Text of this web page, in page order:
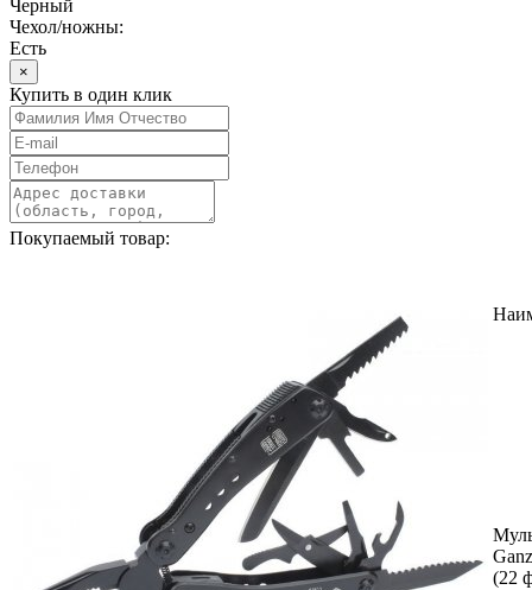
Черный
Чехол/ножны:
Есть
×
Купить в один клик
Покупаемый товар:
(22